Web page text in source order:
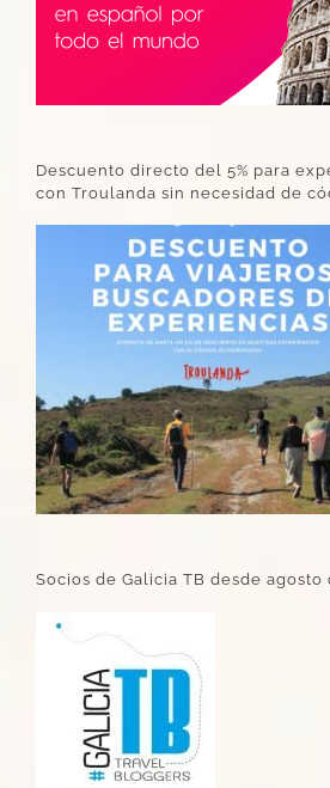
Descuento directo del 5% para
con Troulanda sin necesidad de
Socios de Galicia TB desde agosto